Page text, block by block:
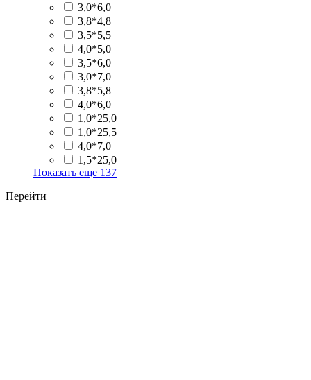
3,0*6,0
3,8*4,8
3,5*5,5
4,0*5,0
3,5*6,0
3,0*7,0
3,8*5,8
4,0*6,0
1,0*25,0
1,0*25,5
4,0*7,0
1,5*25,0
Показать еще 137
Перейти